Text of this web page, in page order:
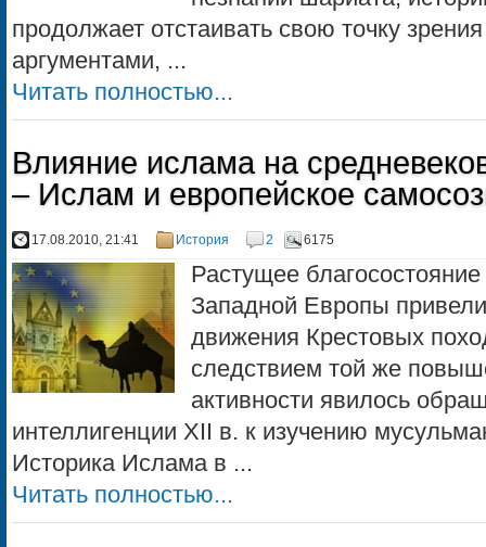
продолжает отстаивать свою точку
аргументами, ...
Читать полностью...
Влияние ислама на
– Ислам и европейское
17.08.2010, 21:41 История 2 6175
Растущее
Западной Европы
движения Крестовых
следствием той же
активности явилось
интеллигенции XII в. к изучению
Историка Ислама в ...
Читать полностью...